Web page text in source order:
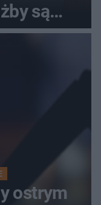
są
ostrym